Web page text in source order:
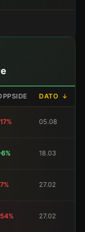
DATO ↓
05.08
18.03
27.02
27.02